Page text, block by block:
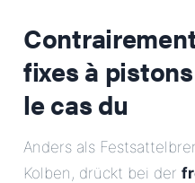
fixes à
le cas du
Anders als
Kolben, drückt bei der